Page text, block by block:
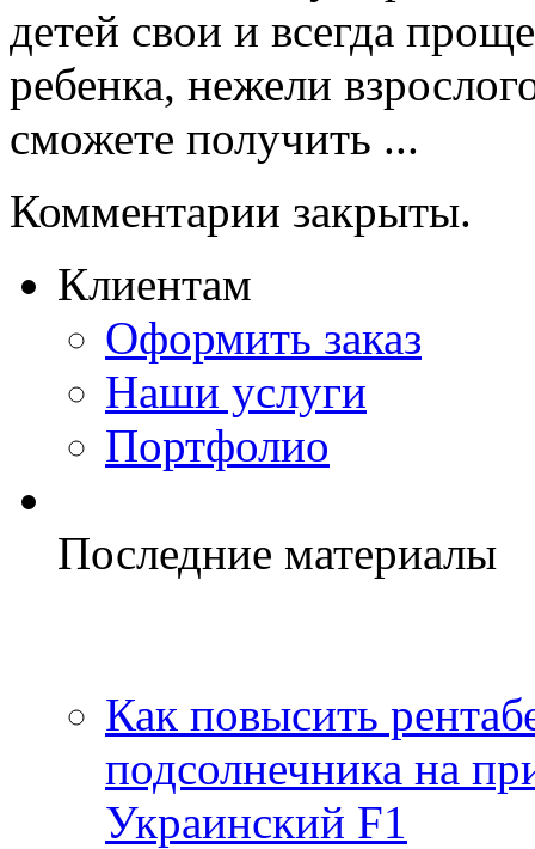
детей свои и всегда
ребенка, нежели
сможете получить ...
Комментарии закрыты.
Клиентам
Оформить заказ
Наши услуги
Портфолио
Последние материалы
Как повысить
подсолнечника на
Украинский F1